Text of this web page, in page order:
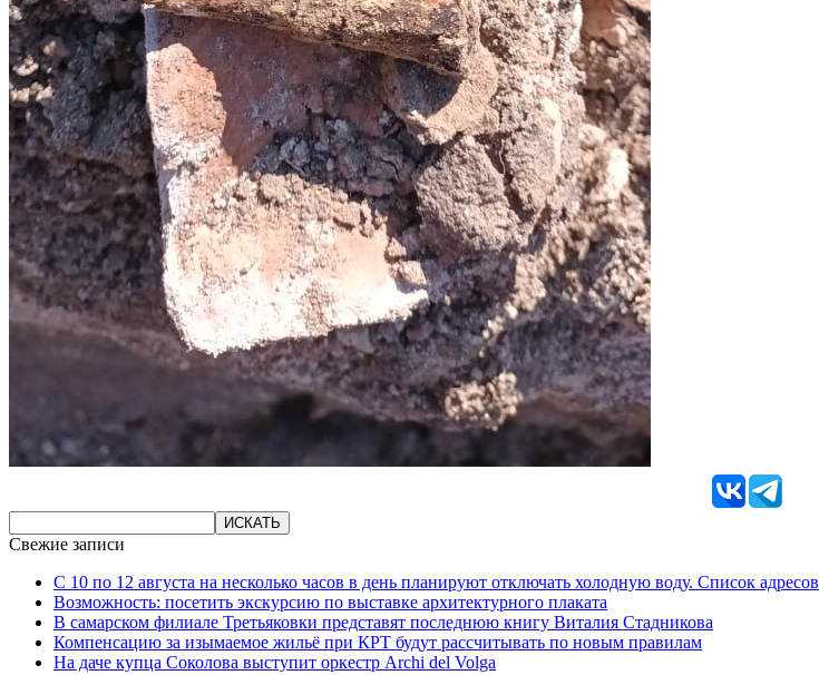
Свежие записи
С 10 по 12 августа на несколько часов в день планируют отключать холодную воду. Список адресов
Возможность: посетить экскурсию по выставке архитектурного плаката
В самарском филиале Третьяковки представят последнюю книгу Виталия Стадникова
Компенсацию за изымаемое жильё при КРТ будут рассчитывать по новым правилам
На даче купца Соколова выступит оркестр Archi del Volga